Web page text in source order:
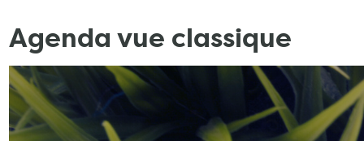
Agenda vue classique